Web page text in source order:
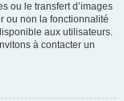
ou le transfert d’images
ou non la fonctionnalité
aux utilisateurs.
à contacter un